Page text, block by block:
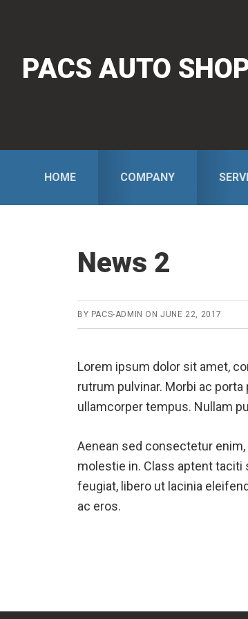
navigation
content
PACS AUTO
HOME COMPANY
News 2
BY PACS-ADMIN ONJUNE 22, 2017
Lorem ipsum dolor sit amet,
rutrum pulvinar. Morbi ac
ullamcorper tempus. Nullam
Aenean sed consectetur
molestie in. Class aptent
feugiat, libero ut lacinia
ac eros.